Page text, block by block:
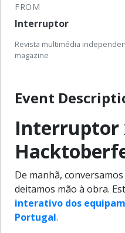
Event
Interruptor
De manhã,
deitamos mão à obra.
interativo dos
Portugal.
FROM
Interruptor
Revista multimédia
magazine